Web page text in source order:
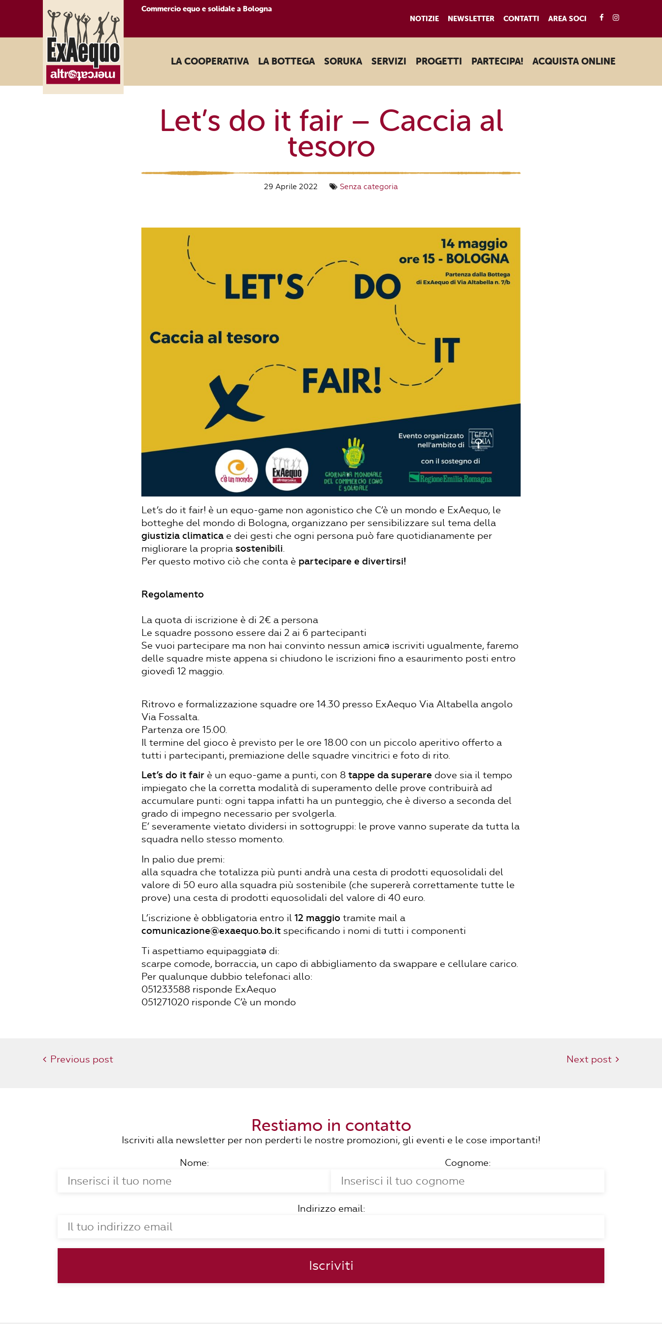
Commercio equo e solidale a Bologna
NOTIZIE
NEWSLETTER CONTATTI AREA SOCI FACEBOOK
LA COOPERATIVA LA BOTTEGA SORUKA SERVIZI PROGETTI PARTECIPA! ACQUISTA ONLINE
Let’s do it fair – Caccia al
tesoro
29 Aprile 2022 Senza categoria
Let’s do it fair! è un equo-game non agonistico che C’è un mondo e ExAequo, le
botteghe del mondo di Bologna, organizzano per sensibilizzare sul tema della
giustizia climatica e dei gesti che ogni persona può fare quotidianamente per
migliorare la propria sostenibili.
Per questo motivo ciò che conta è partecipare e divertirsi!
Regolamento
La quota di iscrizione è di 2€ a persona
Le squadre possono essere dai 2 ai 6 partecipanti
Se vuoi partecipare ma non hai convinto nessun amicə iscriviti ugualmente, faremo
delle squadre miste appena si chiudono le iscrizioni fino a esaurimento posti entro
giovedì 12 maggio.
Ritrovo e formalizzazione squadre ore 14.30 presso ExAequo Via Altabella angolo
Via Fossalta.
Partenza ore 15.00.
Il termine del gioco è previsto per le ore 18.00 con un piccolo aperitivo offerto a
tutti i partecipanti, premiazione delle squadre vincitrici e foto di rito.
Let’s do it fair è un equo-game a punti, con 8 tappe da superare dove sia il tempo
impiegato che la corretta modalità di superamento delle prove contribuirà ad
accumulare punti: ogni tappa infatti ha un punteggio, che è diverso a seconda del
grado di impegno necessario per svolgerla.
E’ severamente vietato dividersi in sottogruppi: le prove vanno superate da tutta la
squadra nello stesso momento.
In palio due premi:
alla squadra che totalizza più punti andrà una cesta di prodotti equosolidali del
valore di 50 euro alla squadra più sostenibile (che supererà correttamente tutte le
prove) una cesta di prodotti equosolidali del valore di 40 euro.
L’iscrizione è obbligatoria entro il 12 maggio tramite mail a
comunicazione@exaequo.bo.it specificando i nomi di tutti i componenti
Ti aspettiamo equipaggiatə di:
scarpe comode, borraccia, un capo di abbigliamento da swappare e cellulare carico.
Per qualunque dubbio telefonaci allo:
051233588 risponde ExAequo
051271020 risponde C’è un mondo
Previous post Next post
Restiamo in contatto
Iscriviti alla newsletter per non perderti le nostre promozioni, gli eventi e le cose importanti!
Nome: Cognome:
Indirizzo email: